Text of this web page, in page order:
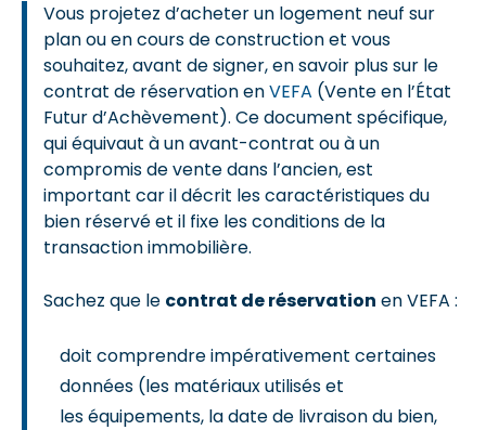
Vous projetez d’acheter un logement neuf sur
plan ou en cours de construction et vous
souhaitez, avant de signer, en savoir plus sur le
contrat de réservation enVEFA (Vente en l’État
Futur d’Achèvement). Ce document spécifique,
qui équivaut à un avant-contrat ou à un
compromis de vente dans l’ancien, est
important car il décrit les caractéristiques du
bien réservé et il fixe les conditions de la
transaction immobilière.
Sachez que le contrat de réservation en VEFA :
doit comprendre impérativement certaines
données (les matériaux utilisés et
les équipements, la date de livraison du bien,